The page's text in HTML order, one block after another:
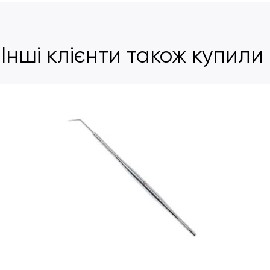
Інші клієнти також купили